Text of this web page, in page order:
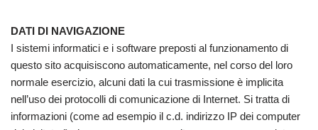
DATI DI NAVIGAZIONE
I sistemi informatici e i software preposti al funzionamento di
questo sito acquisiscono automaticamente, nel corso del loro
normale esercizio, alcuni dati la cui trasmissione è implicita
nell’uso dei protocolli di comunicazione di Internet. Si tratta di
informazioni (come ad esempio il c.d. indirizzo IP dei computer